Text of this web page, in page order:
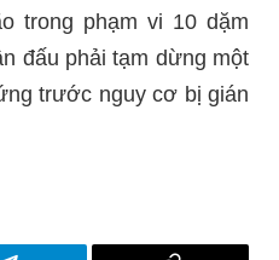
trong phạm vi 10 dặm
đấu phải tạm dừng một
trước nguy cơ bị gián